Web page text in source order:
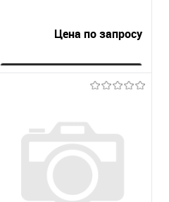
Цена по запросу
Запросить цену
Купить в 1
сравнению
В избранное
Под заказ